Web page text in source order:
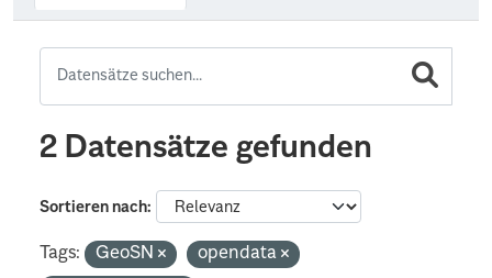
2 Datensätze gefunden
Sortieren nach
Tags: GeoSN
opendata